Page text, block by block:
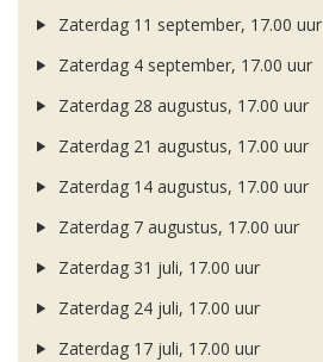
Zaterdag 11 september, 17.00 uur
Zaterdag 4 september, 17.00 uur
Zaterdag 28 augustus, 17.00 uur
Zaterdag 21 augustus, 17.00 uur
Zaterdag 14 augustus, 17.00 uur
Zaterdag 7 augustus, 17.00 uur
Zaterdag 31 juli, 17.00 uur
Zaterdag 24 juli, 17.00 uur
Zaterdag 17 juli, 17.00 uur